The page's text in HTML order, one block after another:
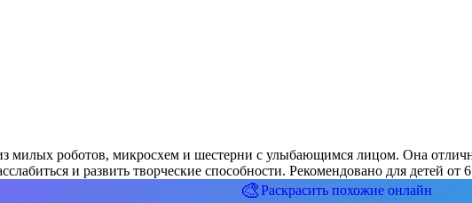
из милых роботов, микросхем и шестерни с улыбающимся лицом. Она
и развить творческие способности. Рекомендовано для детей от
🎨Раскрасить похожие онлайн